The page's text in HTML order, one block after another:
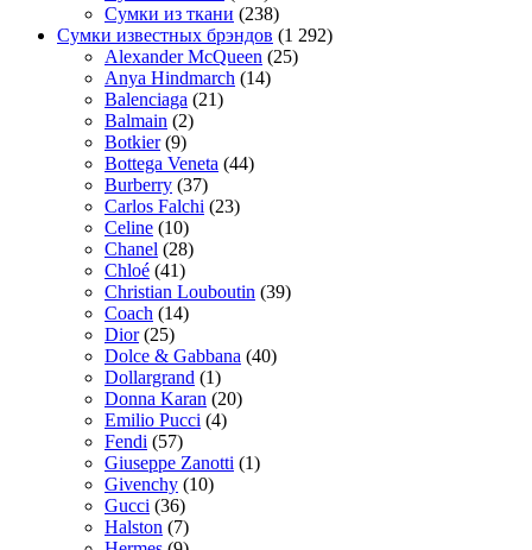
Сумки из ткани (238)
Сумки известных брэндов (1 292)
Alexander McQueen (25)
Anya Hindmarch (14)
Balenciaga (21)
Balmain (2)
Botkier(9)
Bottega Veneta (44)
Burberry (37)
Carlos Falchi (23)
Celine (10)
Chanel (28)
Chloé (41)
Christian Louboutin (39)
Coach (14)
Dior(25)
Dolce & Gabbana (40)
Dollargrand (1)
Donna Karan (20)
Emilio Pucci (4)
Fendi (57)
Giuseppe Zanotti (1)
Givenchy (10)
Gucci (36)
Halston (7)